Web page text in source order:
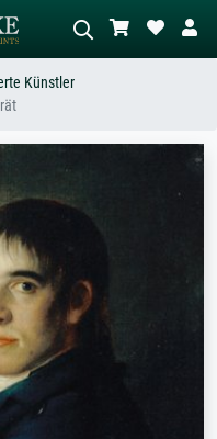
Sie die Szene – z.B. Grüne
Stehender Akt neben einem
Künstler